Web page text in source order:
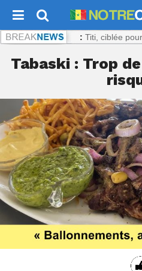
: Titi, ciblée pour son
Tabaski : Trop